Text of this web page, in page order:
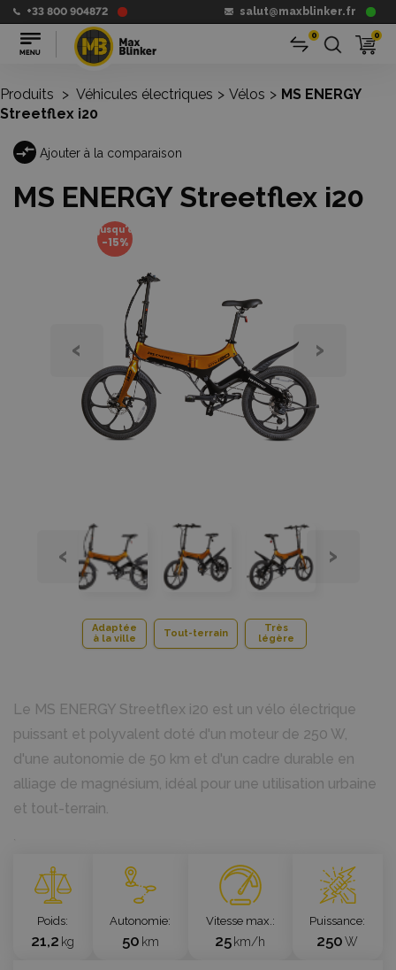
+33 800 904872 salut@maxblinker.fr
0 0
Produits > Véhicules électriques > Vélos > MS ENERGY
Streetflex i20
Ajouter à la comparaison
MS ENERGY Streetflex i20
jusqu'à
-15%
‹ ›
‹ ›
Adaptée
à la ville
Tout-terrain
Très
légère
Le MS ENERGY Streetflex i20 est un vélo électrique
puissant et polyvalent doté d'un moteur de 250 W,
d'une autonomie de 50 km et d'un cadre durable en
alliage de magnésium, idéal pour une utilisation urbaine
et tout-terrain.
`
Poids
21,2 kg
Autonomie
50 km
Vitesse max.
25 km/h
Puissance
250W